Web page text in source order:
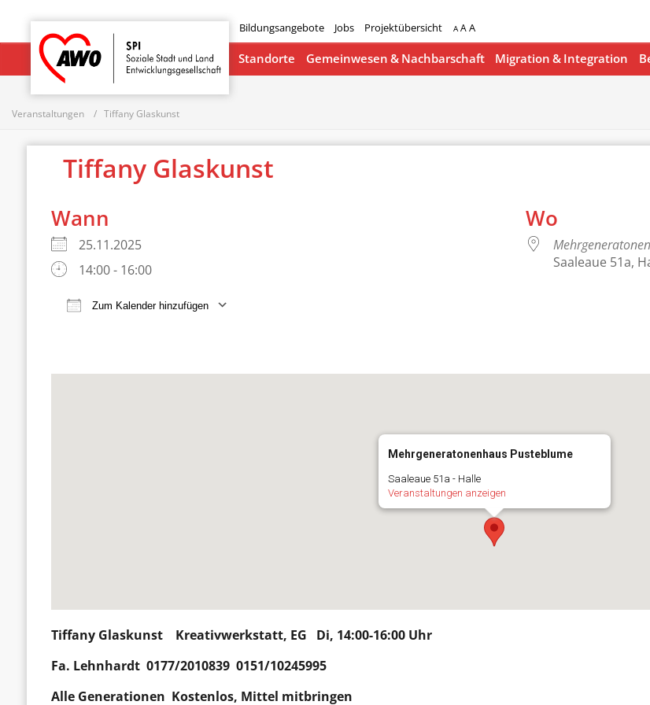
Bildungsangebote Jobs Projektübersicht A AA
Startseite
Standorte Gemeinwesen & Nachbarschaft Migration & Integration
Veranstaltungen Tiffany Glaskunst
Tiffany Glaskunst
Wann
25.11.2025
14:00 - 16:00
Zum Kalender hinzufügen
Wo
Saaleaue 51a,
Mehrgeneratonenhaus Pusteblume
Saaleaue 51a - Halle
Veranstaltungen anzeigen
Tiffany Glaskunst
Kreativwerkstatt, EG Di, 14:00-16:00 Uhr
Fa. Lehnhardt 0177/2010839 0151/10245995
Alle Generationen Kostenlos, Mittel mitbringen